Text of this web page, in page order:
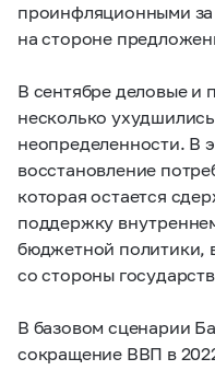
проинфляционными за
на стороне
В сентябре деловые и
несколько
неопределенности. В
восстановление
которая остается
поддержку
бюджетной политики,
со стороны
В базовом сценарии
сокращение ВВП в